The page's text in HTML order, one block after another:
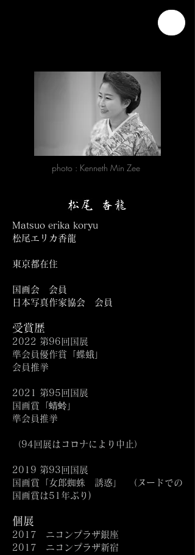
photo : Kenneth Min Zee
Matsuo erika koryu
松尾エリカ香龍
東京都在住
国画会 会員
日本写真作家協会 会員 ​
受賞歴
2022 第96回国展
準会員優作賞「蝶蛾」
会員推挙
2021 第95回国展
国画賞「蜻蛉」
準会員推挙
（94回展はコロナにより中止）
2019 第93回国展
国画賞「女郎蜘蛛 誘惑」 （ヌードでの
国画賞は51年ぶり)​ ​
個展
2017 ニコンプラザ銀座
2017 ニコンプラザ新宿